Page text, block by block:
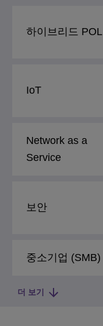
하이브리드 POL
IoT
Network as a
Service
보안
중소기업 (SMB)
더 보기